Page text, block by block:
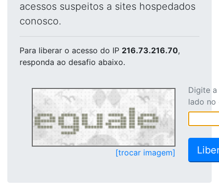
acessos suspeitos a sites hospedados
conosco.
Para liberar o acesso do IP 216.73.216.70,
responda ao desafio abaixo.
[trocar imagem]
Digite
lado no